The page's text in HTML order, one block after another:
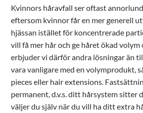
Kvinnors håravfall ser oftast
eftersom kvinnor får en mer generell
hjässan istället för koncentrerade
vill få mer hår och ge håret ökad
erbjuder vi därför andra lösningar än
vara vanligare med en volymprodukt,
pieces eller hair extensions.
permanent, d.v.s. ditt hårsystem sitter
väljer du själv när du vill ha ditt extra